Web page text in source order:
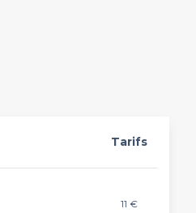
Tarifs
11 €